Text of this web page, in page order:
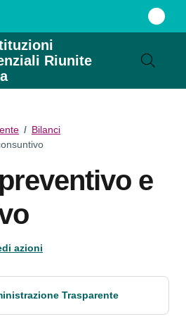
Riunite
/ Bilanci
e
azioni
Trasparente